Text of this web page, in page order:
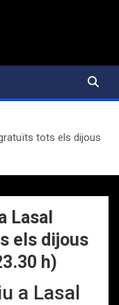
tots els dijous
Lasal
els dijous
h)
a Lasal